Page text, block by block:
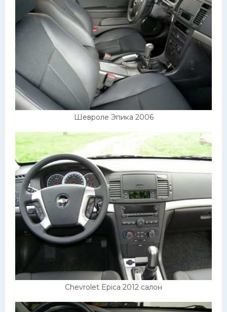
Шевроле Эпика 2006
Chevrolet Epica 2012 салон